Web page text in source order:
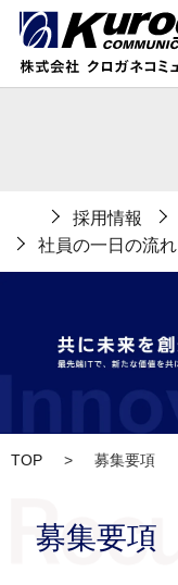
採用情報
社員の一日の流れ
TOP 募集要項
募集要項